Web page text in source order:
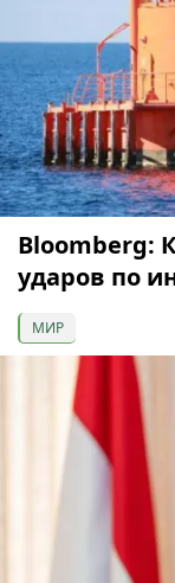
Bloomberg:
ударов по
МИР